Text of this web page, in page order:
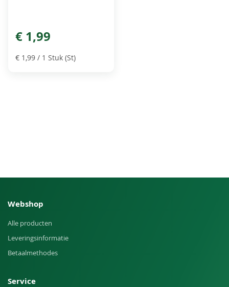
€ 1,99
€ 1,99 / 1 Stuk (St)
Webshop
Alle producten
Leveringsinformatie
Betaalmethodes
Service